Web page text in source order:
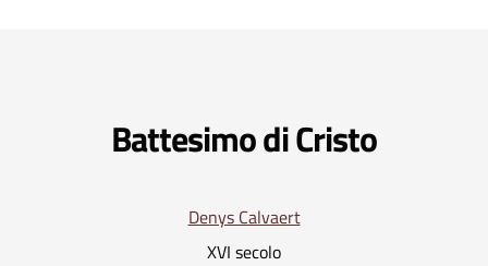
Battesimo di Cristo
Denys Calvaert
XVI secolo